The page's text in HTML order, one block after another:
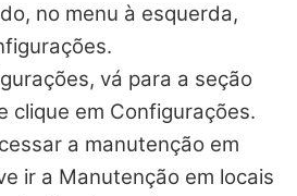
no menu à esquerda,
vá para a seção
clique em Configurações.
a manutenção em
ir a Manutenção em locais